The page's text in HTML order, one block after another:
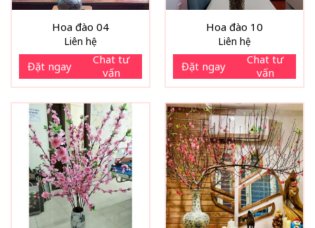
Hoa đào 04
Liên hệ
Đặt ngay
Chat tư
vấn
Hoa đào 10
Liên hệ
Đặt ngay
Chat tư
vấn